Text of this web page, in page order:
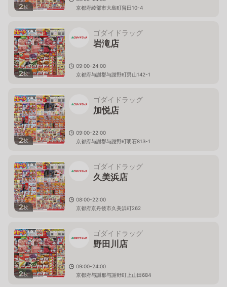
2枚
京都府綾部市大島町畠田10-4
2枚
ゴダイドラッグ
岩滝店
09:00-24:00
京都府与謝郡与謝野町男山142-1
2枚
ゴダイドラッグ
加悦店
09:00-22:00
京都府与謝郡与謝野町明石813-1
2枚
ゴダイドラッグ
久美浜店
08:00-22:00
京都府京丹後市久美浜町262
2枚
ゴダイドラッグ
野田川店
09:00-24:00
京都府与謝郡与謝野町上山田684